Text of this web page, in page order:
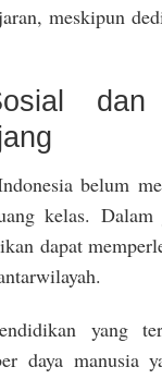
meskipun
dan
belum
kelas. Dalam
dapat
yang
daya manusia